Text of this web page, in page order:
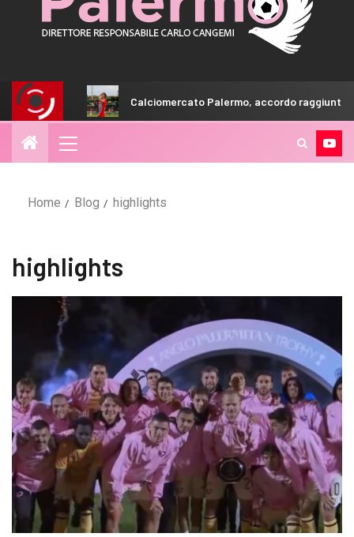
Calciomercato Palermo, accordo raggiunto per Iker Almena
Home Blog highlights
highlights